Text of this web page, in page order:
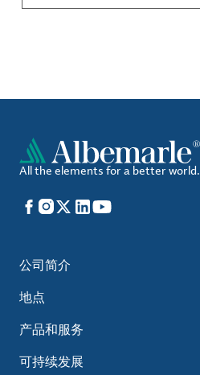
All the elements for a better world.
Facebook
Instagram
X LinkedIn
YouTube
公司简介
地点
产品和服务
可持续发展